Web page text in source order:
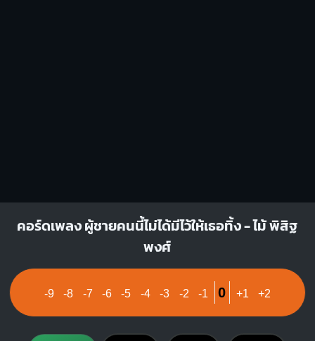
คอร์ดเพลง ผู้ชายคนนี้ไม่ได้มีไว้ให้เธอทิ้ง - ไม้ พิสิฐ
พงศ์
-9 -8 -7 -6 -5 -4 -3 -2 -1 0 +1 +2